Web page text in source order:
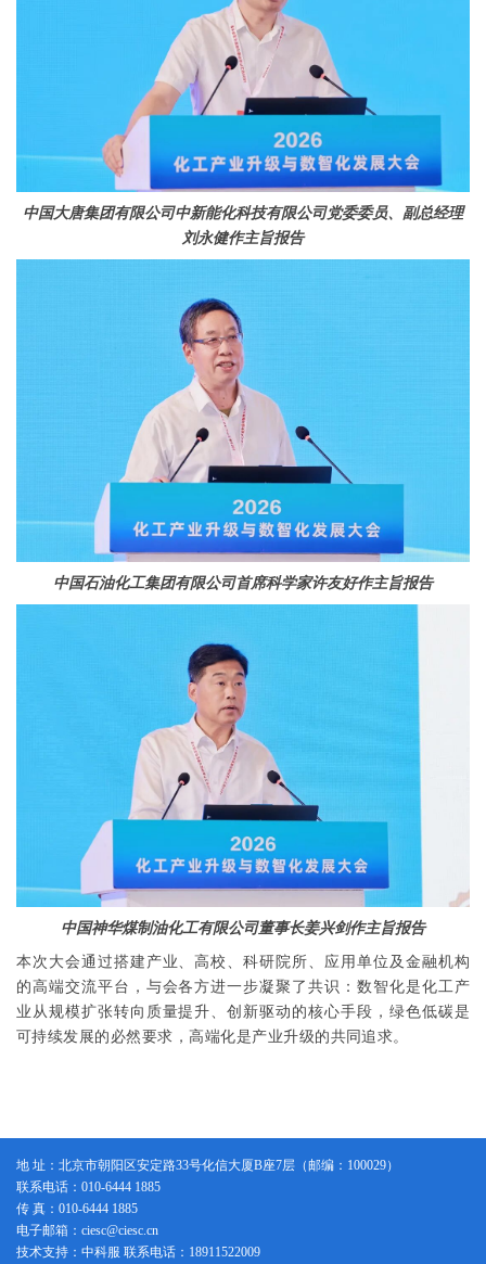
中国大唐集团有限公司中新能化科技有限公司党委委员、副总经理
刘永健作主旨报告
中国石油化工集团有限公司首席科学家许友好作主旨报告
中国神华煤制油化工有限公司董事长姜兴剑作主旨报告
本次大会通过搭建产业、高校、科研院所、应用单位及金融机构
的高端交流平台，与会各方进一步凝聚了共识：数智化是化工产
业从规模扩张转向质量提升、创新驱动的核心手段，绿色低碳是
可持续发展的必然要求，高端化是产业升级的共同追求。
地 址：北京市朝阳区安定路33号化信大厦B座7层（邮编：100029）
联系电话：010-6444 1885
传 真：010-6444 1885
电子邮箱：ciesc@ciesc.cn
技术支持：中科服 联系电话：18911522009